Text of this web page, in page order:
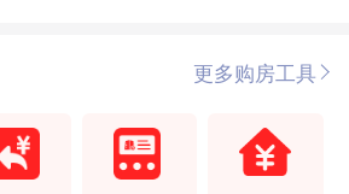
更多购房工具